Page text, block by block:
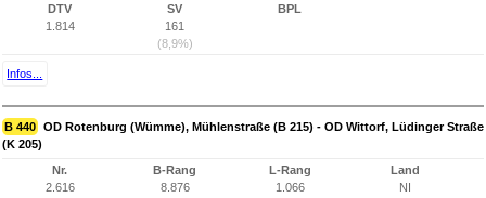
DTV
1.814
SV
161
(8,9%)
BPL
Infos...
B 440 OD Rotenburg (Wümme), Mühlenstraße (B 215) - OD Wittorf, Lüdinger Straße
(K 205)
Nr.
2.616
B-Rang
8.876
L-Rang
1.066
Land
NI